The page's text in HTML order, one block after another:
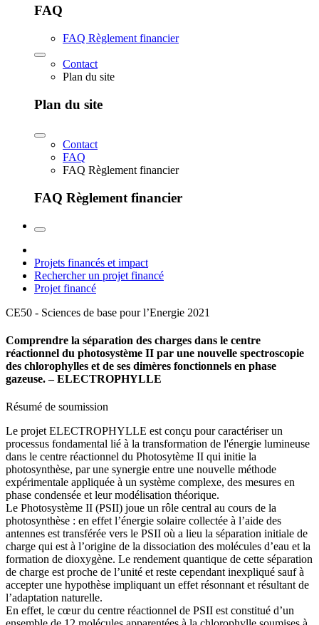
FAQ
FAQ Règlement financier
Contact
Plan du site
Plan du site
Contact
FAQ
FAQ Règlement financier
FAQ Règlement financier
Projets financés et impact
Rechercher un projet financé
Projet financé
CE50 - Sciences de base pour l’Energie 2021
Comprendre la séparation des charges dans le centre
réactionnel du photosystème II par une nouvelle spectroscopie
des chlorophylles et de ses dimères fonctionnels en phase
gazeuse. – ELECTROPHYLLE
Résumé de soumission
Le projet ELECTROPHYLLE est conçu pour caractériser un
processus fondamental lié à la transformation de l'énergie lumineuse
dans le centre réactionnel du Photosytème II qui initie la
photosynthèse, par une synergie entre une nouvelle méthode
expérimentale appliquée à un système complexe, des mesures en
phase condensée et leur modélisation théorique.
Le Photosystème II (PSII) joue un rôle central au cours de la
photosynthèse : en effet l’énergie solaire collectée à l’aide des
antennes est transférée vers le PSII où a lieu la séparation initiale de
charge qui est à l’origine de la dissociation des molécules d’eau et la
formation de dioxygène. Le rendement quantique de cette séparation
de charge est proche de l’unité et reste cependant inexpliqué sauf à
accepter une hypothèse impliquant un effet résonnant et résultant de
l’adaptation naturelle.
En effet, le cœur du centre réactionnel de PSII est constitué d’un